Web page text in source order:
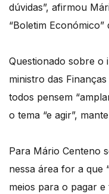
dúvidas”, afirmou
“Boletim
Questionado sobre o
ministro das
todos pensem
o tema “e agir”,
Para Mário Centeno
nessa área for a que
meios para o pagar e